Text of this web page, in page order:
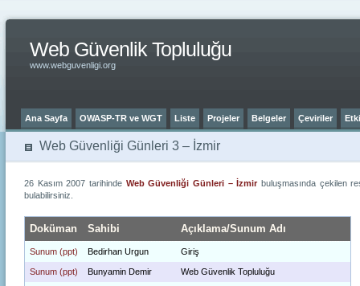
Web Güvenlik Topluluğu
www.webguvenligi.org
Ana Sayfa OWASP-TR ve WGT Liste Projeler Belgeler Çeviriler
Web Güvenliği Günleri 3 – İzmir
26 Kasım 2007 tarihinde Web Güvenliği Günleri – İzmir buluşmasında çekilen
bulabilirsiniz.
Doküman Sahibi Açıklama/Sunum Adı
Sunum (ppt) Bedirhan Urgun Giriş
Sunum (ppt) Bunyamin Demir Web Güvenlik Topluluğu